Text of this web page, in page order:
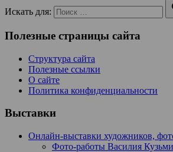
Искать для:
Полезные страницы сайта
Структура сайта
Полезные ссылки
О сайте
Политика конфиденциальности
Выставки
Онлайн-выставки художников,
Фото-работы Василия